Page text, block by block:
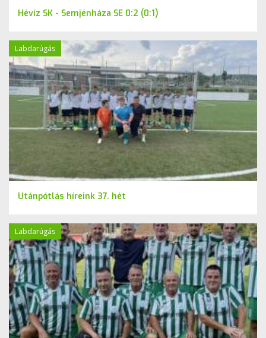
Hévíz SK - Semjénháza SE 0:2 (0:1)
Labdarúgás
Utánpótlás híreink 37. hét
Labdarúgás